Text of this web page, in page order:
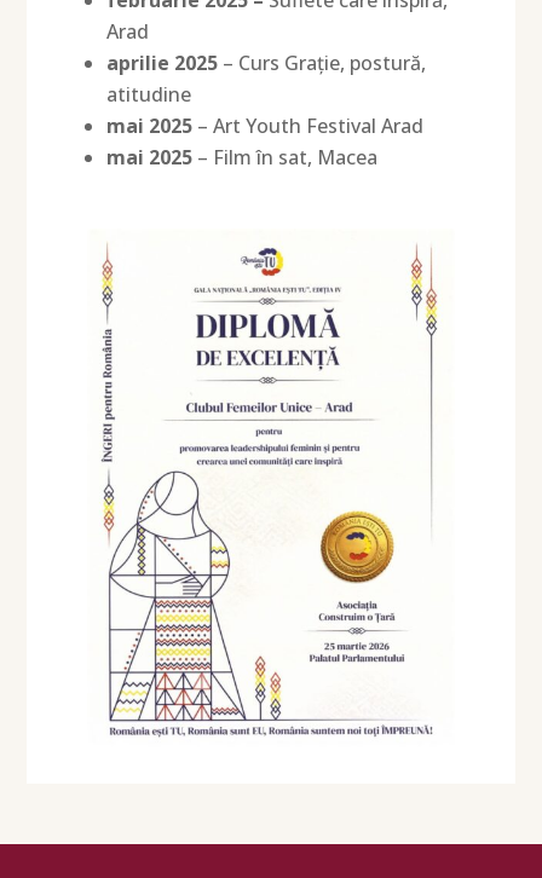
Arad
aprilie 2025 – Curs Grație, postură,
atitudine
mai 2025 – Art Youth Festival Arad
mai 2025 – Film în sat, Macea